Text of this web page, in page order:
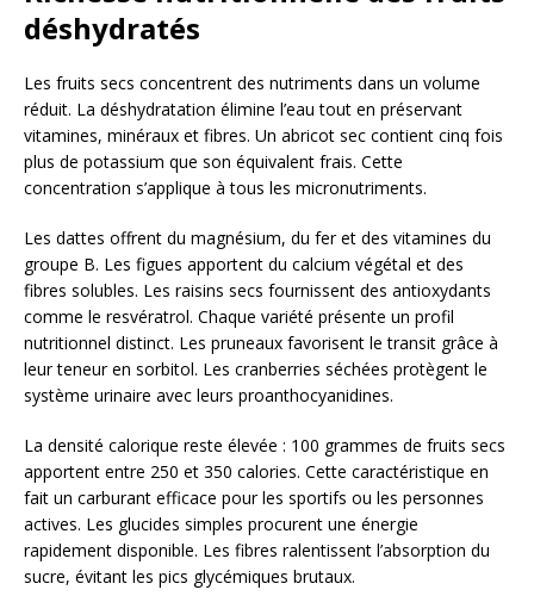
déshydratés
Les fruits secs concentrent des nutriments dans un volume
réduit. La déshydratation élimine l’eau tout en préservant
vitamines, minéraux et fibres. Un abricot sec contient cinq fois
plus de potassium que son équivalent frais. Cette
concentration s’applique à tous les micronutriments.
Les dattes offrent du magnésium, du fer et des vitamines du
groupe B. Les figues apportent du calcium végétal et des
fibres solubles. Les raisins secs fournissent des antioxydants
comme le resvératrol. Chaque variété présente un profil
nutritionnel distinct. Les pruneaux favorisent le transit grâce à
leur teneur en sorbitol. Les cranberries séchées protègent le
système urinaire avec leurs proanthocyanidines.
La densité calorique reste élevée : 100 grammes de fruits secs
apportent entre 250 et 350 calories. Cette caractéristique en
fait un carburant efficace pour les sportifs ou les personnes
actives. Les glucides simples procurent une énergie
rapidement disponible. Les fibres ralentissent l’absorption du
sucre, évitant les pics glycémiques brutaux.